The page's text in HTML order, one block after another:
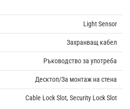
Light Sensor
Захранващ кабел
Ръководство за употреба
Десктоп/За монтаж на стена
Cable Lock Slot, Security Lock Slot